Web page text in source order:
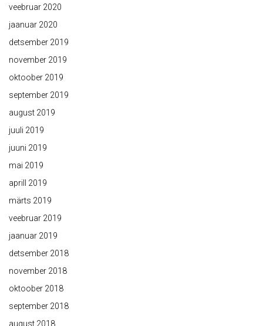
veebruar 2020
jaanuar 2020
detsember 2019
november 2019
oktoober 2019
september 2019
august 2019
juuli 2019
juuni 2019
mai 2019
aprill 2019
märts 2019
veebruar 2019
jaanuar 2019
detsember 2018
november 2018
oktoober 2018
september 2018
august 2018